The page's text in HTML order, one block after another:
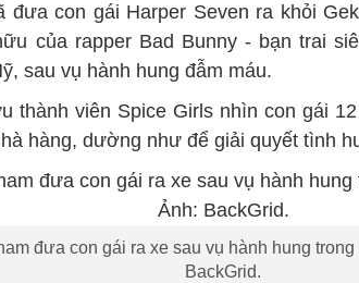
đưa con gái Harper Seven ra khỏi
của rapper Bad Bunny - bạn trai
sau vụ hành hung đẫm máu.
thành viên Spice Girls nhìn con gái
hàng, dường như để giải quyết tình
đưa con gái ra xe sau vụ hành hung
BackGrid.